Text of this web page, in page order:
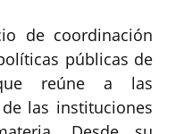
de coordinación
públicas de
reúne a las
las instituciones